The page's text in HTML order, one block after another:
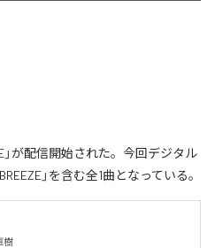
」が配信開始された。今回デジタル
」を含む全1曲となっている。
樹